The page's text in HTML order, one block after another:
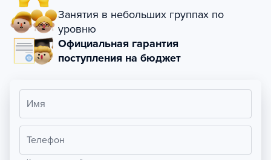
Занятия в небольших группах по
уровню
Официальная гарантия
поступления на бюджет
Имя
Телефон